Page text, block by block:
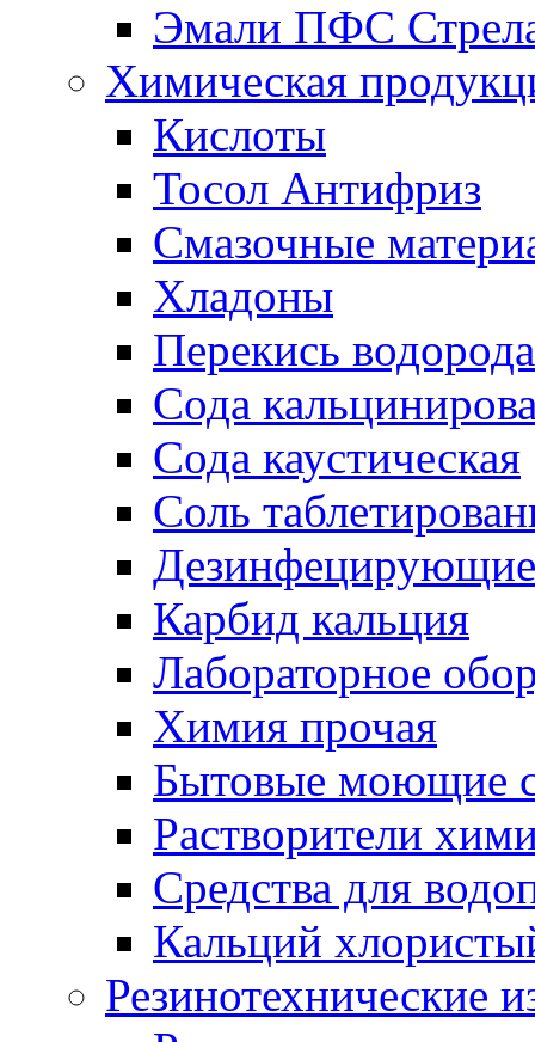
Эмали ПФС
Химическая
Кислоты
Тосол Антифриз
Смазочные
Хладоны
Перекись водорода
Сода
Сода каустическая
Соль
Дезинфецирующие
Карбид кальция
Лабораторное
Химия прочая
Бытовые моющие
Растворители
Средства для
Кальций
Резинотехнические